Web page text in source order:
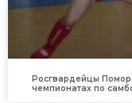
Росгвардейцы
чемпионатах по